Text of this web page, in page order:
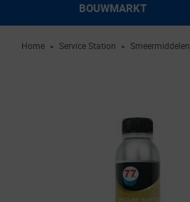
BOUWMARKT
Home ► Service Station ► Smeermiddelen